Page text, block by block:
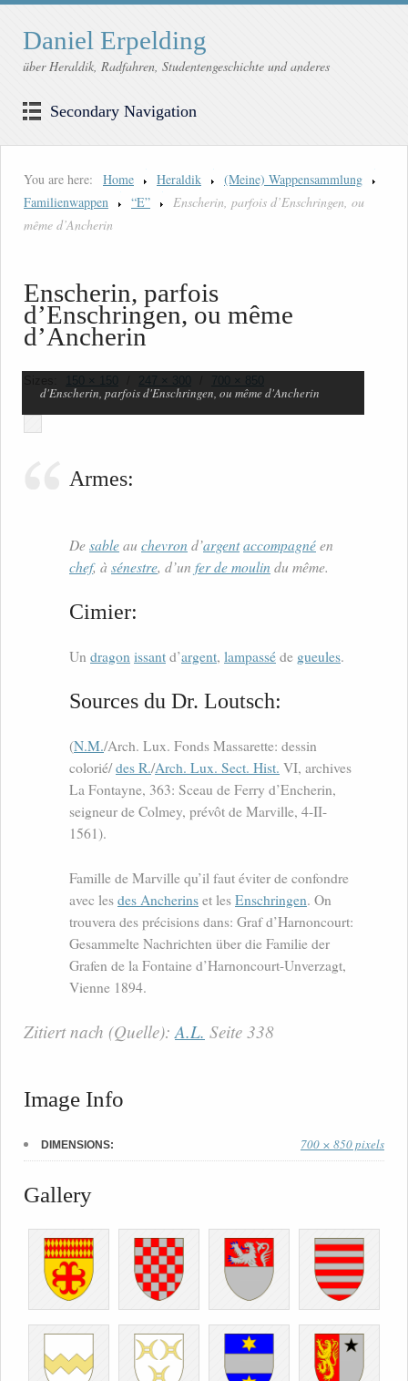
Daniel Erpelding
über Heraldik, Radfahren, Studentengeschichte und anderes
Secondary Navigation
You are here: Home Heraldik
(Meine) Wappensammlung
Familienwappen
“E”
Enscherin, parfois d’Enschringen, ou
même d’Ancherin
Enscherin, parfois
d’Enschringen, ou même
d’Ancherin
150 × 150 247 × 300 700 × 850
d'Enscherin, parfois d'Enschringen, ou même d'Ancherin
Armes:
Desableau chevron d’argentaccompagnéen
chef, à sénestre, d’un fer de moulin du même.
Cimier:
Un dragon issant d’argent, lampassé de gueules.
Sources du Dr. Loutsch:
(N.M./Arch. Lux. Fonds Massarette: dessin
colorié/des R./Arch. Lux. Sect. Hist. VI, archives
La Fontayne, 363: Sceau de Ferry d’Encherin,
seigneur de Colmey, prévôt de Marville, 4-II-
1561).
Famille de Marville qu’il faut éviter de confondre
avec les des Ancherins et les Enschringen. On
trouvera des précisions dans: Graf d’Harnoncourt:
Gesammelte Nachrichten über die Familie der
Grafen de la Fontaine d’Harnoncourt-Unverzagt,
Vienne 1894.
Zitiert nach (Quelle):A.L. Seite 338
Image Info
DIMENSIONS: 700 × 850 pixels
Gallery